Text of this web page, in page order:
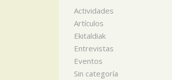
Actividades
Artículos
Ekitaldiak
Entrevistas
Eventos
Sin categoría